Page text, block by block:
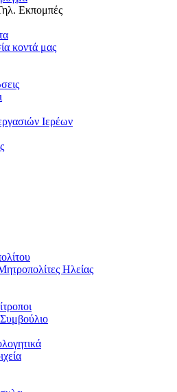
Εκπομπές
κοντά μας
Ιερέων
Ηλείας